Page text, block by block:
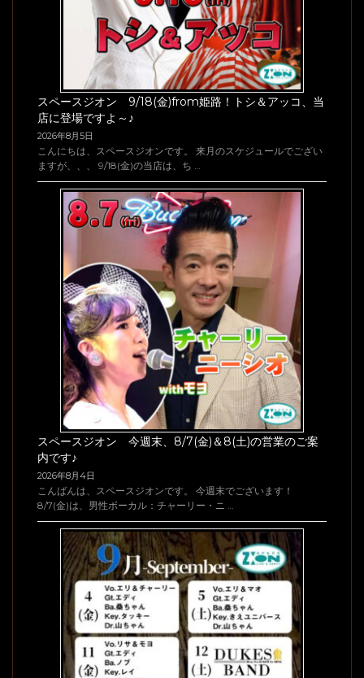
スペースジオン 9/18(金)from姫路！トシ＆アッコ、当
店に登場ですよ～♪
2026年8月5日
こんにちは、スペースジオンです。 来月のスケジュールでござい
ますが、、、 9/18(金)の当店は、ち …
スペースジオン 今週末、8/7(金)＆8(土)の営業のご案
内です♪
2026年8月4日
こんばんは、スペースジオンです。 今週末でございます！
8/7(金)は、男性ボーカル：チャーリー・ニ …